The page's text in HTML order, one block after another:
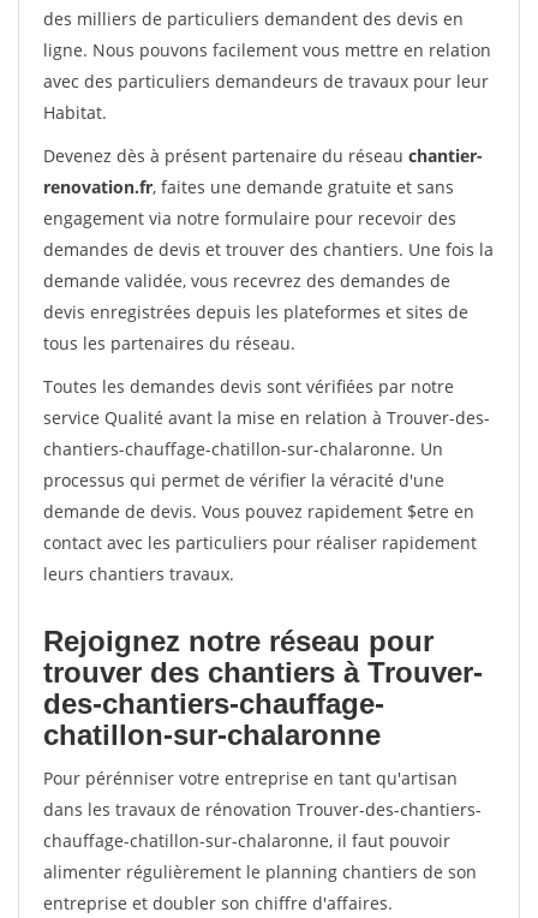
des milliers de particuliers demandent des devis en
ligne. Nous pouvons facilement vous mettre en relation
avec des particuliers demandeurs de travaux pour leur
Habitat.
Devenez dès à présent partenaire du réseau chantier-
renovation.fr, faites une demande gratuite et sans
engagement via notre formulaire pour recevoir des
demandes de devis et trouver des chantiers. Une fois la
demande validée, vous recevrez des demandes de
devis enregistrées depuis les plateformes et sites de
tous les partenaires du réseau.
Toutes les demandes devis sont vérifiées par notre
service Qualité avant la mise en relation à Trouver-des-
chantiers-chauffage-chatillon-sur-chalaronne. Un
processus qui permet de vérifier la véracité d'une
demande de devis. Vous pouvez rapidement $etre en
contact avec les particuliers pour réaliser rapidement
leurs chantiers travaux.
Rejoignez notre réseau pour
trouver des chantiers à Trouver-
des-chantiers-chauffage-
chatillon-sur-chalaronne
Pour pérénniser votre entreprise en tant qu'artisan
dans les travaux de rénovation Trouver-des-chantiers-
chauffage-chatillon-sur-chalaronne, il faut pouvoir
alimenter régulièrement le planning chantiers de son
entreprise et doubler son chiffre d'affaires.